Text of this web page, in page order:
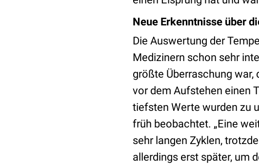
Neue Erkenntnisse über
Die Auswertung der
Medizinern schon sehr
größte Überraschung war,
vor dem Aufstehen einen
tiefsten Werte wurden zu
früh beobachtet. „Eine
sehr langen Zyklen,
allerdings erst später, um